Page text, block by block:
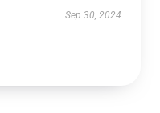
Sep 30, 2024